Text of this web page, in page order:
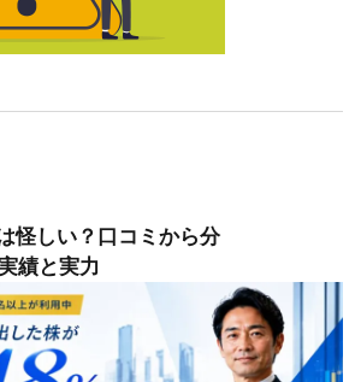
怪しい？口コミから分
績と実力